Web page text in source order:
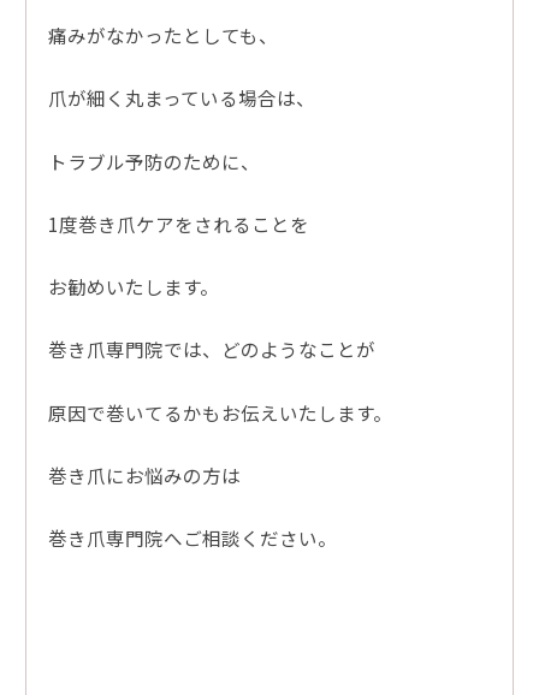
痛みがなかったとしても、
爪が細く丸まっている場合は、
トラブル予防のために、
1度巻き爪ケアをされることを
お勧めいたします。
巻き爪専門院では、どのようなことが
原因で巻いてるかもお伝えいたします。
巻き爪にお悩みの方は
巻き爪専門院へご相談ください。